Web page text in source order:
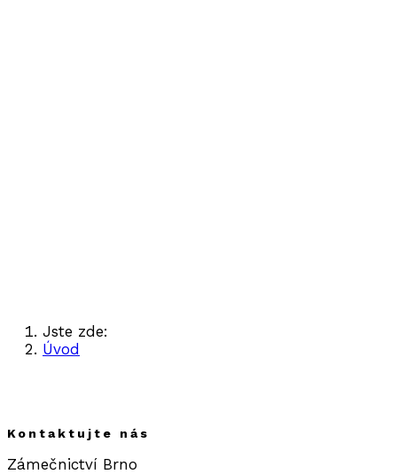
Jste zde:
Úvod
Kontaktujte nás
Zámečnictví Brno